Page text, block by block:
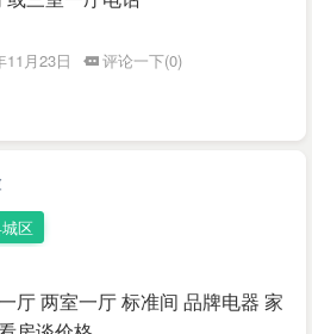
11月23日
评论一下(0)
区
厅 两室一厅 标准间 品牌电器 家